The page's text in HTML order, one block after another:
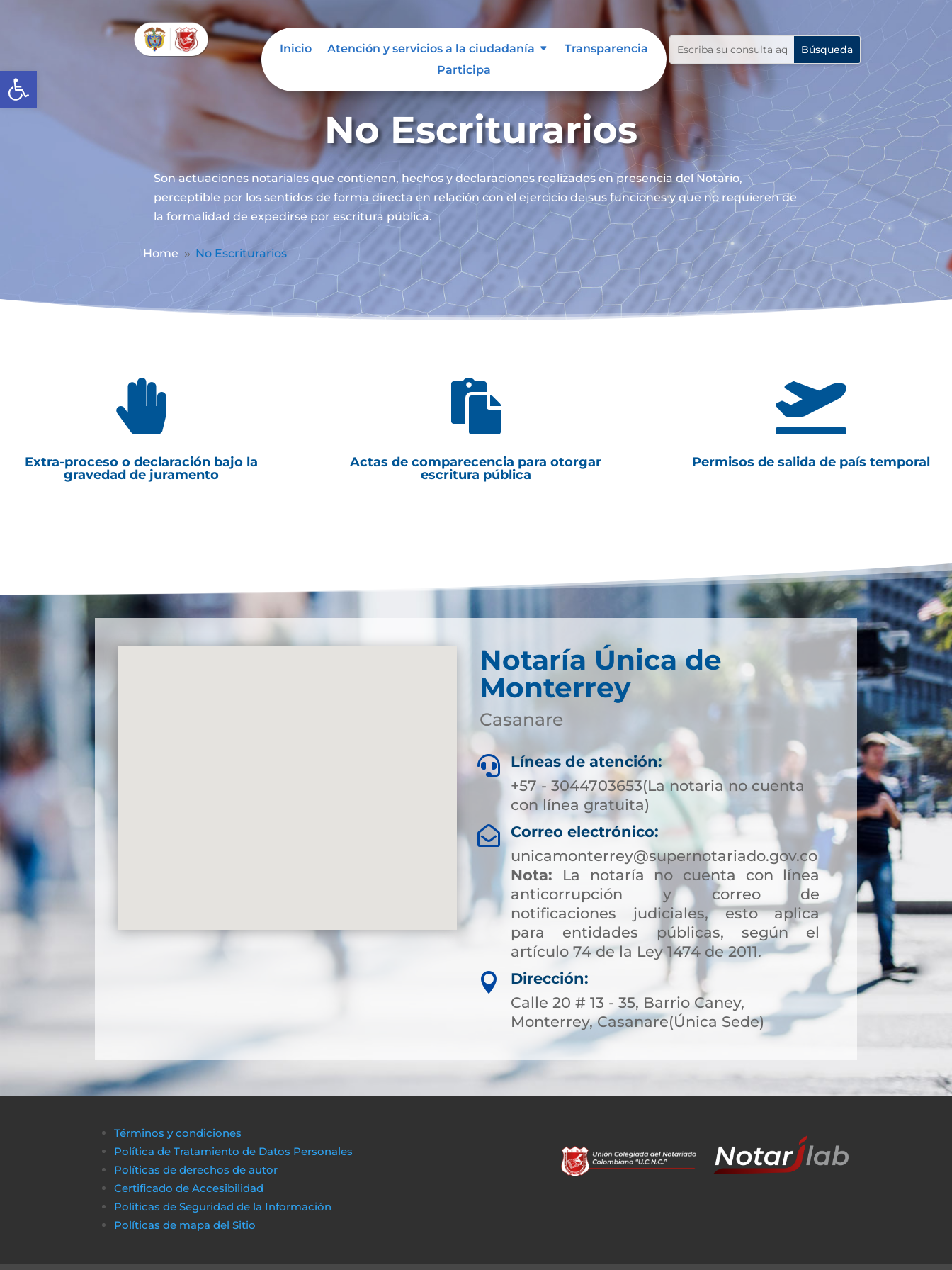
Abrir barra de herramientas
Inicio Atención y servicios a la ciudadanía
Transparencia
Participa
No Escriturarios
Son actuaciones notariales que contienen, hechos y declaraciones realizados en presencia del Notario,
perceptible por los sentidos de forma directa en relación con el ejercicio de sus funciones y que no requieren de
la formalidad de expedirse por escritura pública.
Home 9 No Escriturarios

Extra-proceso o declaración bajo la
gravedad de juramento

Actas de comparecencia para otorgar
escritura pública

Permisos de salida de país temporal
Notaría Única de
Monterrey
Casanare
 Líneas de atención:
+57 - 3044703653(La notaria no cuenta
con línea gratuita)

Correo electrónico:
unicamonterrey@supernotariado.gov.co
Nota: La notaría no cuenta con línea
anticorrupción y correo de
notificaciones judiciales, esto aplica
para entidades públicas, según el
artículo 74 de la Ley 1474 de 2011.

Dirección:
Calle 20 # 13 - 35, Barrio Caney,
Monterrey, Casanare(Única Sede)
Términos y condiciones
Política de Tratamiento de Datos Personales
Políticas de derechos de autor
Certificado de Accesibilidad
Políticas de Seguridad de la Información
Políticas de mapa del Sitio